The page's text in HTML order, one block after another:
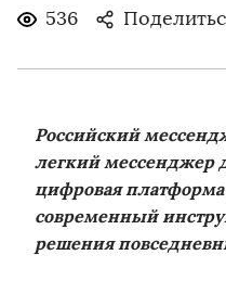
536
Российский
легкий мессенджер
цифровая платформа
современный
решения